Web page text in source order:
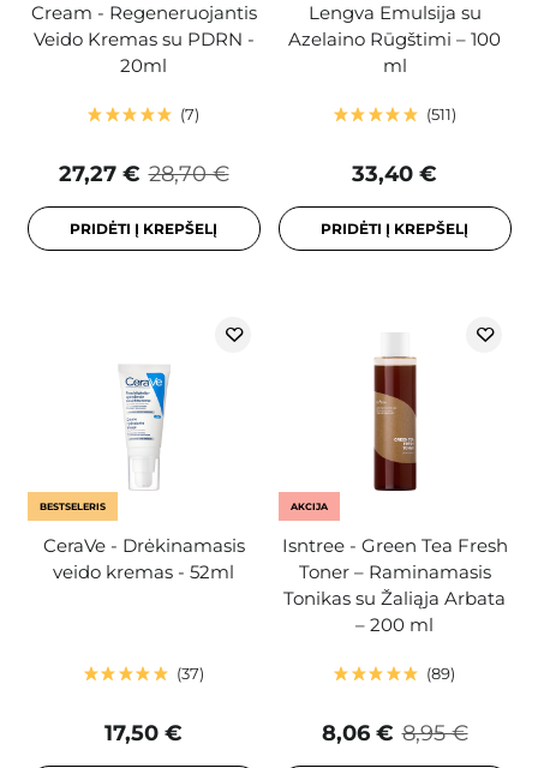
Cream - Regeneruojantis
Veido Kremas su PDRN -
20ml
7
28,70 €
27,27 €
PRIDĖTI Į KREPŠELĮ
Lengva Emulsija su
Azelaino Rūgštimi – 100
ml
511
33,40 €
PRIDĖTI Į KREPŠELĮ
BESTSELERIS
CeraVe - Drėkinamasis
veido kremas - 52ml
37
17,50 €
AKCIJA
Isntree - Green Tea Fresh
Toner – Raminamasis
Tonikas su Žaliąja Arbata
– 200 ml
89
8,95 €
8,06 €